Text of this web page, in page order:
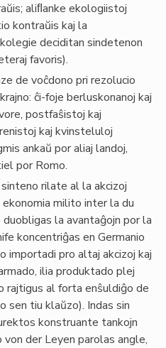
aliﬂanke ekologiistoj
kontraŭis kaj la
deciditan sindetenon
favoris).
de voĉdono pri rezolucio
ĉi-foje berluskonanoj kaj
postfaŝistoj kaj
kaj kvinsteluloj
ankaŭ por aliaj landoj,
por Romo.
rilate al la akcizoj
milito inter la du
la avantaĝojn por la
koncentriĝas en Germanio
importadi pro altaj akcizoj kaj
ilia produktado plej
rajtigus al forta enŝuldiĝo de
sen tiu klaŭzo). Indas sin
konstruante tankojn
der Leyen parolas angle,